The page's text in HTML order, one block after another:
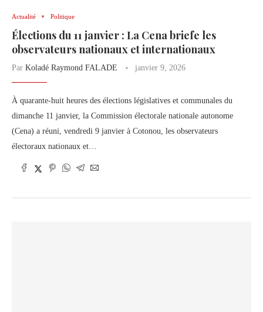
Actualité Politique
Élections du 11 janvier : La Cena briefe les
observateurs nationaux et internationaux
Par Koladé Raymond FALADE janvier 9, 2026
À quarante-huit heures des élections législatives et communales du
dimanche 11 janvier, la Commission électorale nationale autonome
(Cena) a réuni, vendredi 9 janvier à Cotonou, les observateurs
électoraux nationaux et…